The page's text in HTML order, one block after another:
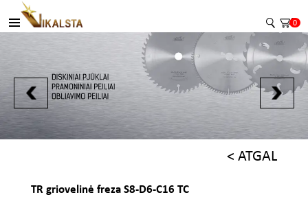
0
< ATGAL
TR griovelinė freza S8-D6-C16 TC